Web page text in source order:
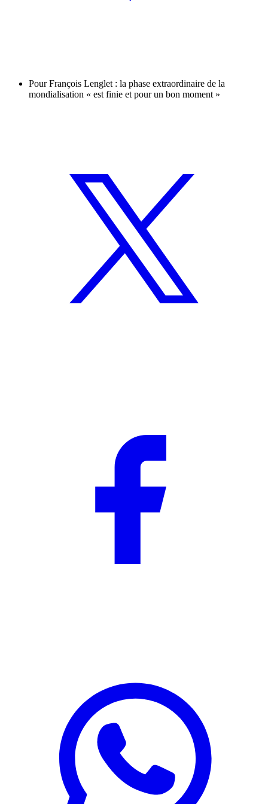
Pour François Lenglet : la phase extraordinaire de la
mondialisation « est finie et pour un bon moment »